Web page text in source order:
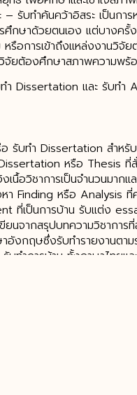
– รับทําค้นคว้าอิสระ เป็นก
รศึกษาด้วยตนเอง แต่บางค
หรือการเข้าถึงแหล่งงานวิจั
จัยต้องศึกษาสภาพความพร้อ
า Dissertation และ รับท
รับทํา Dissertation สำหรับ
หรือ Thesis ที่
เนื้อวิชาการเป็นจำนวนมาก
หา Finding หรือ Analysis
ที่เป็นการบ้าน รับแต่ง
ยนจากสรุปบทความวิชาการ
อังกฤษซึ่งรับทำรายงานตา
ทำการบ้าน ทั้งภาษาไทยแ